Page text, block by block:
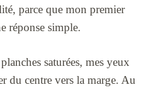
parce que mon premier
réponse simple.
saturées, mes yeux
du centre vers la marge. Au